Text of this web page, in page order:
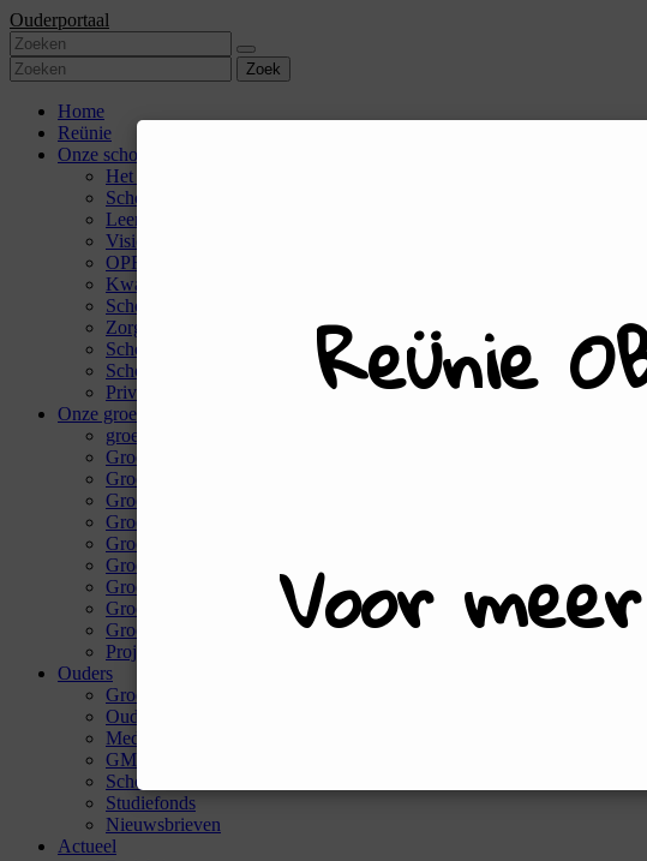
Reünie
Voor
Ouderportaal
Zoek
Home
Reünie
Onze school
Het team
Schoolondersteuningsprofiel
Leerlingenraad
Visie
OPRON
Kwaliteit
Schoolplan en schooljaarplan
Zorg
Schoolgids en informatiegids
Schooltijden
Privacy & AVG
Onze groepen
groep 1/2A
Groep 1/2B
Groep 1/2C
Groep 3
Groep 4
Groep 5
Groep 6 A
Groep 6 B
Groep 7
Groep 8
Projectgroep
Ouders
Groepsouders
Ouderraad
Medezeggenschapsraad
GMR
Schoolfonds
Studiefonds
Nieuwsbrieven
Actueel